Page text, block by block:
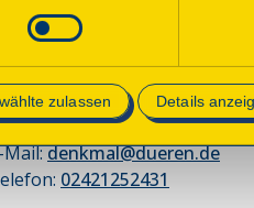
zulassen Details
Beginn
13.09.2026 11:00 Uhr|
Mail:denkmal@dueren.de
02421252431